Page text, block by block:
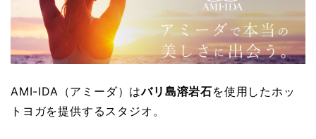
AMI-IDA（アミーダ）はバリ島溶岩石を使用したホッ
トヨガを提供するスタジオ。